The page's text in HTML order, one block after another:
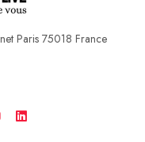
Paris 75018 France